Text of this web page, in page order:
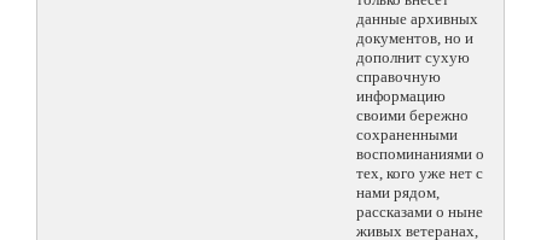
данные архивных
документов, но и
дополнит сухую
справочную
информацию
своими бережно
сохраненными
воспоминаниями о
тех, кого уже нет с
нами рядом,
рассказами о ныне
живых ветеранах,